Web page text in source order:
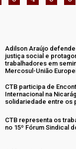
Adilson Araújo
justiça social e
trabalhadores em
Mercosul-União
CTB participa de
Internacional na
solidariedade entre os
CTB representa os
no 15º Fórum Sindical